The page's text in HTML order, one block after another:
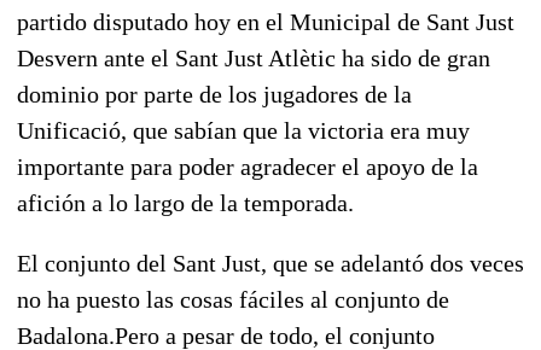
partido disputado hoy en el Municipal de Sant Just
Desvern ante el Sant Just Atlètic ha sido de gran
dominio por parte de los jugadores de la
Unificació, que sabían que la victoria era muy
importante para poder agradecer el apoyo de la
afición a lo largo de la temporada.
El conjunto del Sant Just, que se adelantó dos veces
no ha puesto las cosas fáciles al conjunto de
Badalona.Pero a pesar de todo, el conjunto